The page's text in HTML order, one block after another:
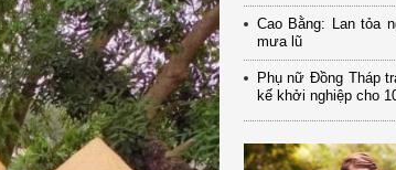
Cao Bằng: Lan tỏa
mưa lũ
Phụ nữ Đồng Tháp
kế khởi nghiệp cho